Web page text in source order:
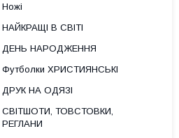
Ножі
НАЙКРАЩІ В СВІТІ
ДЕНЬ НАРОДЖЕННЯ
Футболки ХРИСТИЯНСЬКІ
ДРУК НА ОДЯЗІ
СВІТШОТИ, ТОВСТОВКИ,
РЕГЛАНИ